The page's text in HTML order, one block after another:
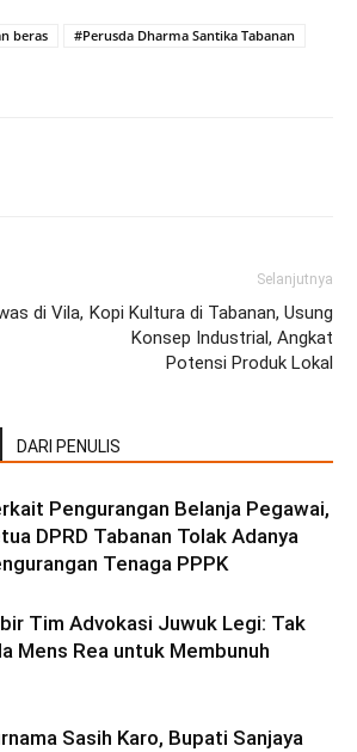
beras
#Perusda Dharma Santika Tabanan
di Vila,
Selanjutnya
Kopi Kultura di Tabanan, Usung
Konsep Industrial, Angkat
Potensi Produk Lokal
DARI PENULIS
Pengurangan Belanja Pegawai,
DPRD Tabanan Tolak Adanya
Tenaga PPPK
Tim Advokasi Juwuk Legi: Tak
Mens Rea untuk Membunuh
Sasih Karo, Bupati Sanjaya